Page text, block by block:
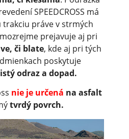
SPEEDCROSS má
trakciu práve v strmých
prejavuje aj pri
či blate, kde aj pri tých
poskytuje
odraz a dopad.
nie je určená na asfalt
tvrdý povrch.